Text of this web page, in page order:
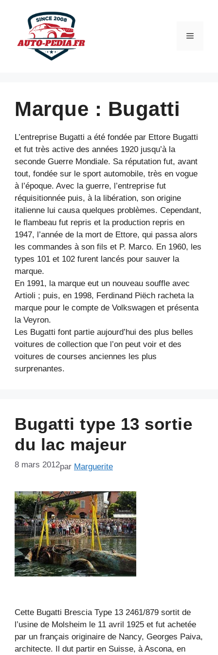
Menu
Marque : Bugatti
L’entreprise Bugatti a été fondée par Ettore Bugatti
et fut très active des années 1920 jusqu’à la
seconde Guerre Mondiale. Sa réputation fut, avant
tout, fondée sur le sport automobile, très en vogue
à l’époque. Avec la guerre, l’entreprise fut
réquisitionnée puis, à la libération, son origine
italienne lui causa quelques problèmes. Cependant,
le flambeau fut repris et la production repris en
1947, l’année de la mort de Ettore, qui passa alors
les commandes à son fils et P. Marco. En 1960, les
types 101 et 102 furent lancés pour sauver la
marque.
En 1991, la marque eut un nouveau souffle avec
Artioli ; puis, en 1998, Ferdinand Piëch racheta la
marque pour le compte de Volkswagen et présenta
la Veyron.
Les Bugatti font partie aujourd’hui des plus belles
voitures de collection que l’on peut voir et des
voitures de courses anciennes les plus
surprenantes.
Bugatti type 13 sortie
du lac majeur
8 mars 2012par Marguerite
Cette Bugatti Brescia Type 13 2461/879 sortit de
l’usine de Molsheim le 11 avril 1925 et fut achetée
par un français originaire de Nancy, Georges Paiva,
architecte. Il dut partir en Suisse, à Ascona, en